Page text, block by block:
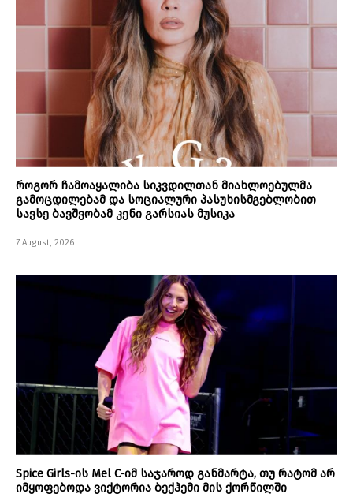
როგორ ჩამოაყალიბა სიკვდილთან მიახლოებულმა
გამოცდილებამ და სოციალური პასუხისმგებლობით
სავსე ბავშვობამ კენი გარსიას მუსიკა
7 August, 2026
Spice Girls-ის Mel C-იმ საჯაროდ განმარტა, თუ რატომ არ
იმყოფებოდა ვიქტორია ბექჰემი მის ქორწილში